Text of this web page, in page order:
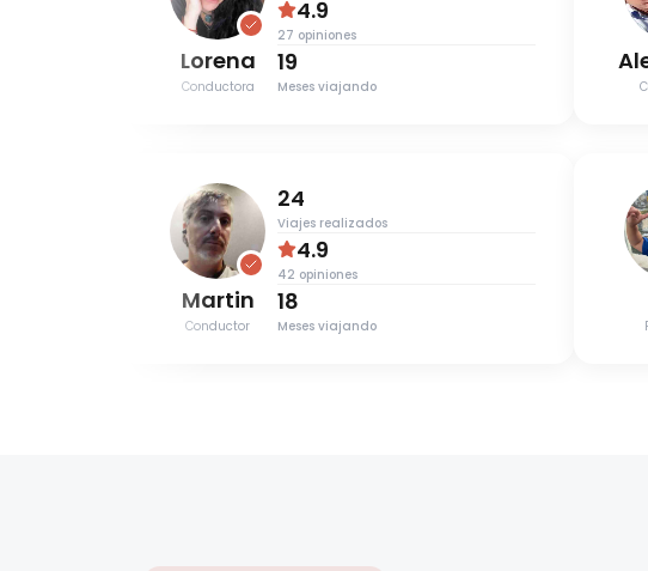
Lorena
Conductora
4.9
27 opiniones
19
Meses viajando
Martin
Conductor
24
Viajes realizados
4.9
42 opiniones
18
Meses viajando